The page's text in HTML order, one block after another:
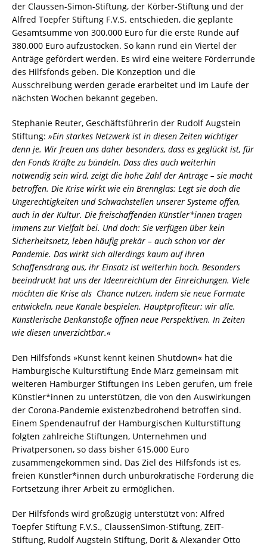
der Claussen-Simon-Stiftung, der Körber-Stiftung und der
Alfred Toepfer Stiftung F.V.S. entschieden, die geplante
Gesamtsumme von 300.000 Euro für die erste Runde auf
380.000 Euro aufzustocken. So kann rund ein Viertel der
Anträge gefördert werden. Es wird eine weitere Förderrunde
des Hilfsfonds geben. Die Konzeption und die
Ausschreibung werden gerade erarbeitet und im Laufe der
nächsten Wochen bekannt gegeben.
Stephanie Reuter, Geschäftsführerin der Rudolf Augstein
Stiftung: »Ein starkes Netzwerk ist in diesen Zeiten wichtiger
denn je. Wir freuen uns daher besonders, dass es geglückt ist, für
den Fonds Kräfte zu bündeln. Dass dies auch weiterhin
notwendig sein wird, zeigt die hohe Zahl der Anträge – sie macht
betroffen. Die Krise wirkt wie ein Brennglas: Legt sie doch die
Ungerechtigkeiten und Schwachstellen unserer Systeme offen,
auch in der Kultur. Die freischaffenden Künstler*innen tragen
immens zur Vielfalt bei. Und doch: Sie verfügen über kein
Sicherheitsnetz, leben häufig prekär – auch schon vor der
Pandemie. Das wirkt sich allerdings kaum auf ihren
Schaffensdrang aus, ihr Einsatz ist weiterhin hoch. Besonders
beeindruckt hat uns der Ideenreichtum der Einreichungen. Viele
möchten die Krise als Chance nutzen, indem sie neue Formate
entwickeln, neue Kanäle bespielen. Hauptprofiteur: wir alle.
Künstlerische Denkanstöße öffnen neue Perspektiven. In Zeiten
wie diesen unverzichtbar.«
Den Hilfsfonds »Kunst kennt keinen Shutdown« hat die
Hamburgische Kulturstiftung Ende März gemeinsam mit
weiteren Hamburger Stiftungen ins Leben gerufen, um freie
Künstler*innen zu unterstützen, die von den Auswirkungen
der Corona-Pandemie existenzbedrohend betroffen sind.
Einem Spendenaufruf der Hamburgischen Kulturstiftung
folgten zahlreiche Stiftungen, Unternehmen und
Privatpersonen, so dass bisher 615.000 Euro
zusammengekommen sind. Das Ziel des Hilfsfonds ist es,
freien Künstler*innen durch unbürokratische Förderung die
Fortsetzung ihrer Arbeit zu ermöglichen.
Der Hilfsfonds wird großzügig unterstützt von: Alfred
Toepfer Stiftung F.V.S., ClaussenSimon-Stiftung, ZEIT-
Stiftung, Rudolf Augstein Stiftung, Dorit & Alexander Otto